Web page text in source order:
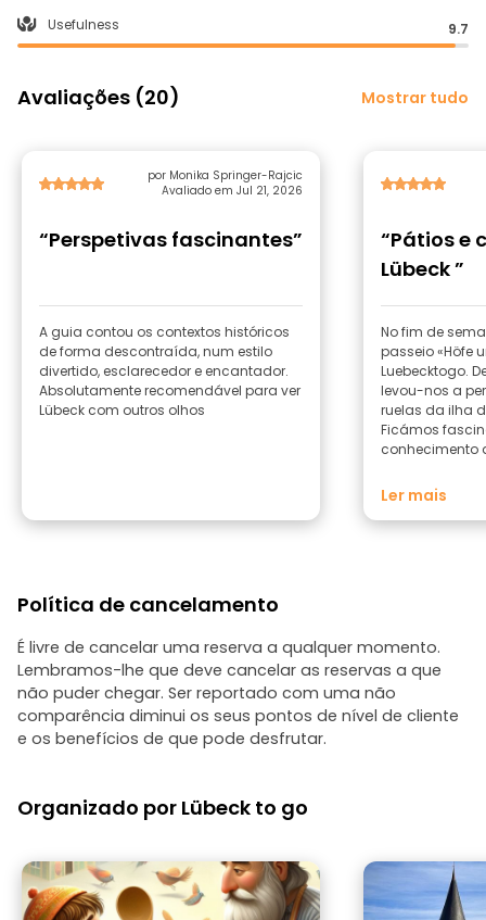
Usefulness 9.7
Avaliações (20) Mostrar tudo
por Monika Springer-Rajcic
Avaliado em Jul 21, 2026
“Perspetivas fascinantes”
A guia contou os contextos históricos
de forma descontraída, num estilo
divertido, esclarecedor e encantador.
Absolutamente recomendável para ver
Lübeck com outros olhos
“Pátios e
Lübeck ”
No fim de
passeio «Höfe
Luebecktogo.
levou-nos a
ruelas da ilha
Ficámos
conhecimento
histórias! Adoramos repetir sempre este
Ler mais
Política de cancelamento
É livre de cancelar uma reserva a qualquer momento.
Lembramos-lhe que deve cancelar as reservas a que
não puder chegar. Ser reportado com uma não
comparência diminui os seus pontos de nível de cliente
e os benefícios de que pode desfrutar.
Organizado por Lübeck to go